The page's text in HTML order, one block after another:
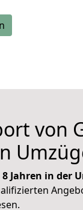
von
Jahren in der